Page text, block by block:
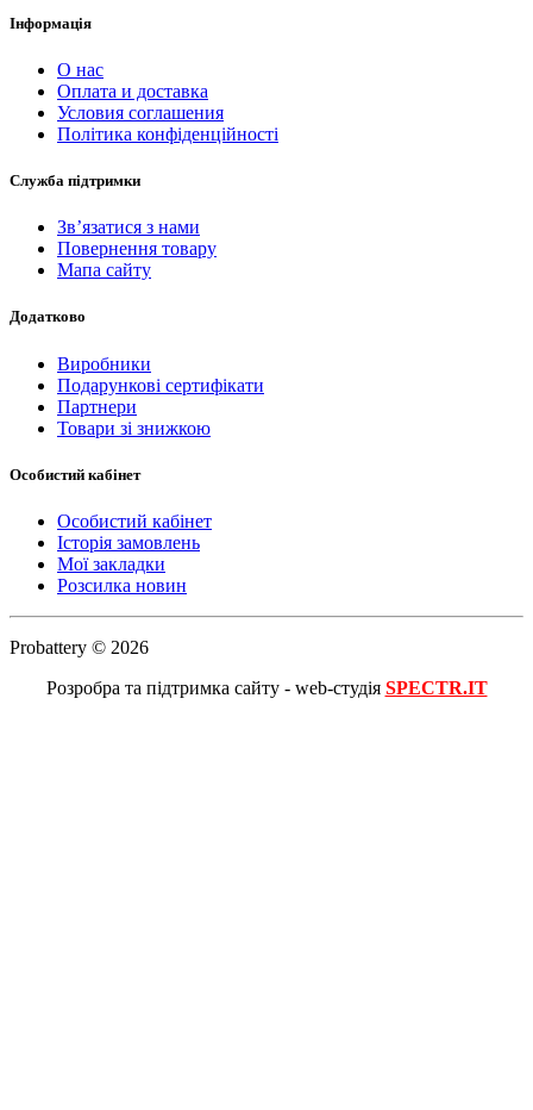
Інформація
О нас
Оплата и доставка
Условия соглашения
Політика конфіденційності
Служба підтримки
Зв’язатися з нами
Повернення товару
Мапа сайту
Додатково
Виробники
Подарункові сертифікати
Партнери
Товари зі знижкою
Особистий кабінет
Особистий кабінет
Історія замовлень
Мої закладки
Розсилка новин
Probattery © 2026
Розробра та підтримка сайту - web-студія SPECTR.IT